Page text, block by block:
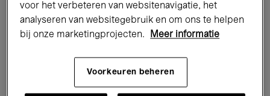
Klassieke Muziek Global Music
Elektronische Muziek
voor het verbeteren van websitenavigatie, het
analyseren van websitegebruik en om ons te helpen
bij onze marketingprojecten.
Meer informatie
Voorkeuren beheren